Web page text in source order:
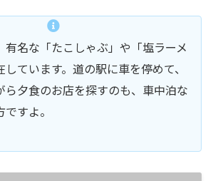
有名な「たこしゃぶ」や「塩ラーメ
ています。道の駅に車を停めて、
ら夕食のお店を探すのも、車中泊な
すよ。